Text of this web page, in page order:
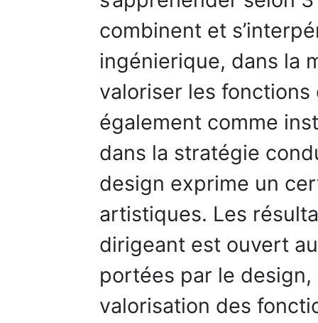
combinent et
ingénierique, dans la
valoriser les fonctions
également comme
dans la stratégie
design exprime un
artistiques. Les
dirigeant est ouvert
portées par le
valorisation des